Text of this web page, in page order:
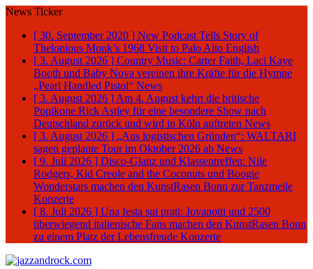
News Ticker
[ 30. September 2020 ] New Podcast Tells Story of
Thelonious Monk’s 1968 Visit to Palo Alto English
[ 3. August 2026 ] Country Music: Carter Faith, Laci Kaye
Booth und Baby Nova vereinen ihre Kräfte für die Hymne
„Pearl Handled Pistol“ News
[ 3. August 2026 ] Am 4. August kehrt die britische
Popikone Rick Astley für eine besondere Show nach
Deutschland zurück und wird in Köln auftreten News
[ 3. August 2026 ] „Aus logistischen Gründen“: WALTARI
sagen geplante Tour im Oktober 2026 ab News
[ 9. Juli 2026 ] Disco-Glanz und Klassentreffen: Nile
Rodgers, Kid Creole and the Coconuts und Boogie
Wonderstars machen den KunstRasen Bonn zur Tanzmeile
Konzerte
[ 8. Juli 2026 ] Una festa sui prati: Jovanotti und 2500
überwiegend italienische Fans machen den KunstRasen Bonn
zu einem Platz der Lebensfreude Konzerte